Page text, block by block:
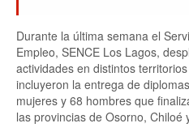
Durante la última semana el
Empleo, SENCE Los Lagos,
actividades en distintos
incluyeron la entrega de
mujeres y 68 hombres que
las provincias de Osorno, Chiloé